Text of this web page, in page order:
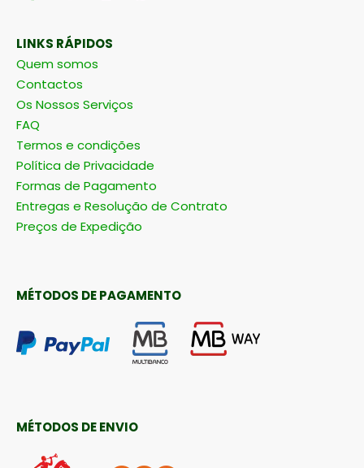
LINKS RÁPIDOS
Quem somos
Contactos
Os Nossos Serviços
FAQ
Termos e condições
Política de Privacidade
Formas de Pagamento
Entregas e Resolução de Contrato
Preços de Expedição
MÉTODOS DE PAGAMENTO
MÉTODOS DE ENVIO